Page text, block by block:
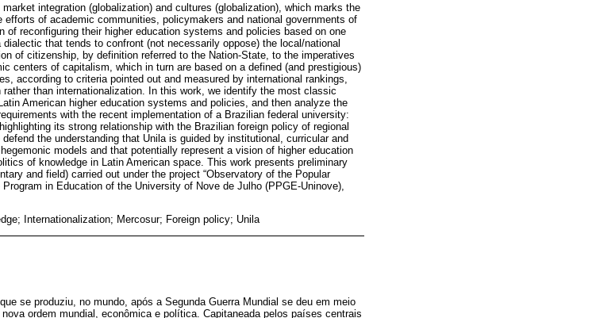
integration (globalization) and cultures (globalization), which marks the
of academic communities, policymakers and national governments of
reconfiguring their higher education systems and policies based on one
that tends to confront (not necessarily oppose) the local/national
of citizenship, by definition referred to the Nation-State, to the imperatives
centers of capitalism, which in turn are based on a defined (and prestigious)
according to criteria pointed out and measured by international rankings,
than internationalization. In this work, we identify the most classic
American higher education systems and policies, and then analyze the
with the recent implementation of a Brazilian federal university:
its strong relationship with the Brazilian foreign policy of regional
the understanding that Unila is guided by institutional, curricular and
models and that potentially represent a vision of higher education
of knowledge in Latin American space. This work presents preliminary
and field) carried out under the project “Observatory of the Popular
in Education of the University of Nove de Julho (PPGE-Uninove),
Interna­tionalization; Mercosur; Foreign policy; Unila
se produziu, no mundo, após a Segunda Guerra Mundial se deu em meio
ordem mundial, econômica e política. Capitaneada pelos países centrais